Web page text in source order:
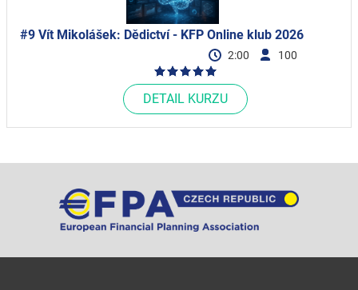
#9 Vít Mikolášek: Dědictví - KFP Online klub 2026
2:00 100
DETAIL KURZU